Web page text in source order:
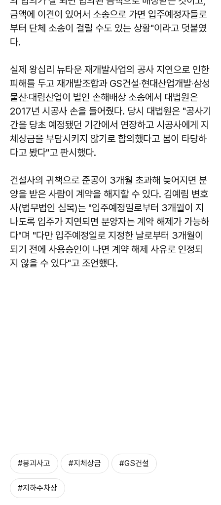
금액에 이견이 있어서 소송으로 가면 입주예정자들로
부터 단체 소송이 걸릴 수도 있는 상황"이라고 덧붙였
다.
실제 왕십리 뉴타운 재개발사업의 공사 지연으로 인한
피해를 두고 재개발조합과 GS건설‧현대산업개발‧삼성
물산‧대림산업이 벌인 손해배상 소송에서 대법원은
2017년 시공사 손을 들어줬다. 당시 대법원은 "공사기
간을 당초 예정됐던 기간에서 연장하고 시공사에게 지
체상금을 부담시키지 않기로 합의했다고 봄이 타당하
다고 봤다"고 판시했다.
건설사의 귀책으로 준공이 3개월 초과해 늦어지면 분
양을 받은 사람이 계약을 해지할 수 있다. 김예림 변호
사(법무법인 심목)는 "입주예정일로부터 3개월이 지
나도록 입주가 지연되면 분양자는 계약 해제가 가능하
다"며 "다만 입주예정일로 지정한 날로부터 3개월이
되기 전에 사용승인이 나면 계약 해제 사유로 인정되
지 않을 수 있다"고 조언했다.
#붕괴사고 #지체상금 #GS건설
#지하주차장